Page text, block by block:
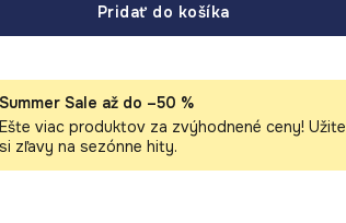
Pridať do košíka
Summer Sale až do –50 %
Ešte viac produktov za zvýhodnené ceny! Užite
si zľavy na sezónne hity.